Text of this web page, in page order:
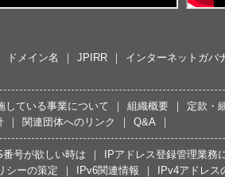
ドメイン名 JPIRR
インターネットガバ
している事業について 組織概要
定款・
関連団体へのリンク Q&A
番号が欲しい時は
IPアドレス登録管理業務
シーの策定 IPv6関連情報
IPv4アドレ